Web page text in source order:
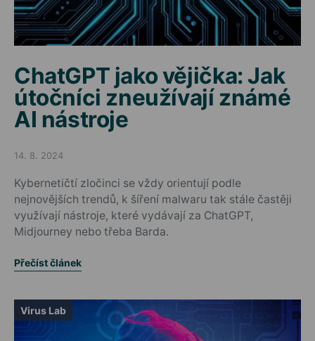
ChatGPT jako vějička: Jak
útočníci zneužívají známé
AI nástroje
Posted on
14. 8. 2024
Kybernetičtí zločinci se vždy orientují podle
nejnovějších trendů, k šíření malwaru tak stále častěji
využívají nástroje, které vydávají za ChatGPT,
Midjourney nebo třeba Barda.
Přečíst článek
Virus Lab